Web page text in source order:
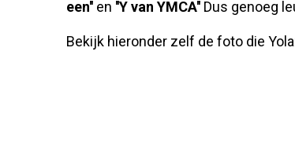
een'' en ''Y van YMCA'' Dus genoeg
Bekijk hieronder zelf de foto die